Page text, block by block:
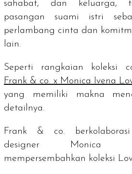
sahabat, dan keluarga,
pasangan suami istri
perlambang cinta dan
lain.
Seperti rangkaian koleksi
Frank & co. x Monica Ivena
yang memiliki makna
detailnya.
Frank & co.
designer Monica
mempersembahkan koleksi